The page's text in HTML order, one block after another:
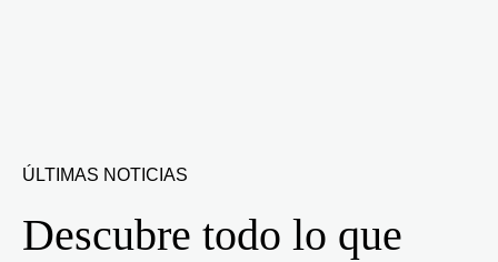
ÚLTIMAS NOTICIAS
Descubre todo lo que